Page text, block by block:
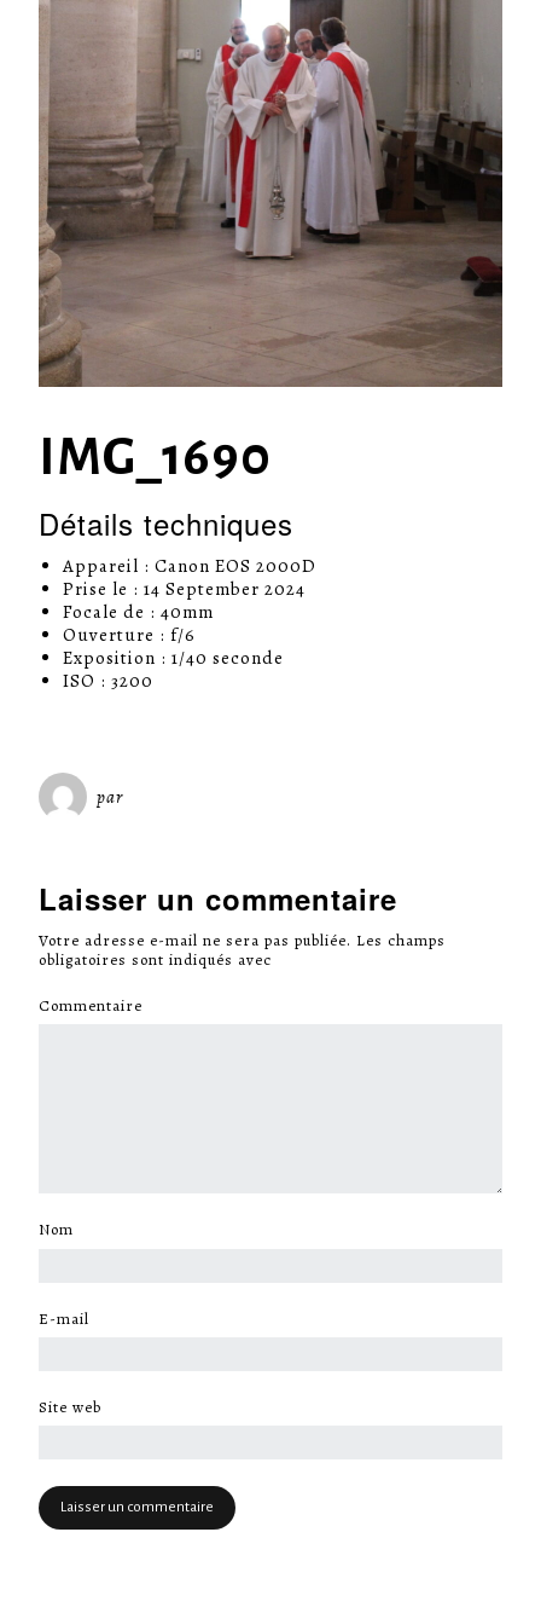
IMG_1690
Détails techniques
Appareil : Canon EOS 2000D
Prise le : 14 September 2024
Focale de : 40mm
Ouverture : f/6
Exposition : 1/40 seconde
ISO : 3200
par
Laisser un commentaire
Votre adresse e-mail ne sera pas publiée. Les champs
obligatoires sont indiqués avec
Commentaire
Nom
E-mail
Site web